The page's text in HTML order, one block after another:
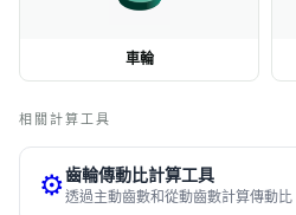
車輪
相關計算工具
⚙️齒輪傳動比計算工具
透過主動齒數和從動齒數計算傳動比